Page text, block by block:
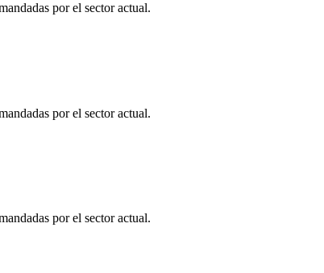
por el sector actual.
por el sector actual.
por el sector actual.